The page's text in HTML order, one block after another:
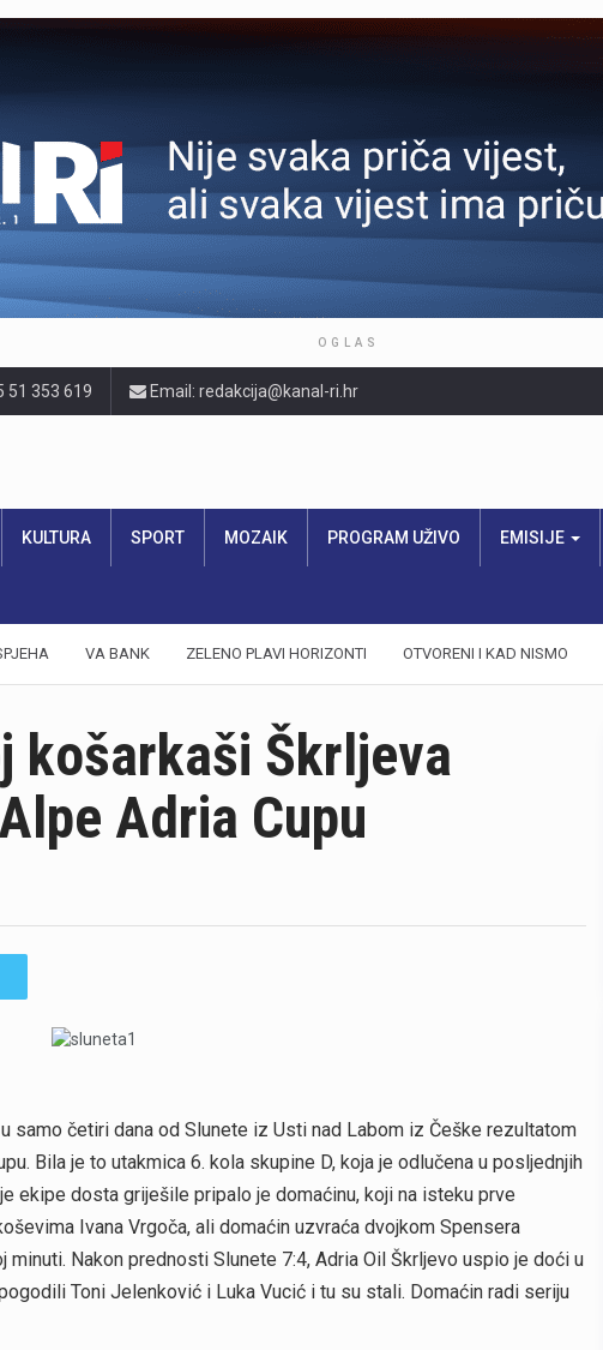
OGLAS
51 353 619 Email: redakcija@kanal-ri.hr
KULTURA SPORT MOZAIK PROGRAM UŽIVO EMISIJE
VA BANK ZELENO PLAVI HORIZONTI OTVORENI I KAD NISMO
košarkaši Škrljeva
Adria Cupu
samo četiri dana od Slunete iz Usti nad Labom iz Češke rezultatom
Bila je to utakmica 6. kola skupine D, koja je odlučena u posljednjih
ekipe dosta griješile pripalo je domaćinu, koji na isteku prve
Ivana Vrgoča, ali domaćin uzvraća dvojkom Spensera
Nakon prednosti Slunete 7:4, Adria Oil Škrljevo uspio je doći u
Toni Jelenković i Luka Vucić i tu su stali. Domaćin radi seriju